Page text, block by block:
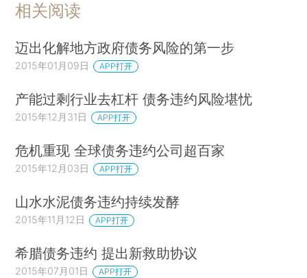
相关阅读
迈出化解地方政府债务风险的第一步
2015年01月09日 APP打开
产能过剩行业去杠杆 债务违约风险堪忧
2015年12月31日 APP打开
危机重现 全球债务违约公司超百家
2015年12月03日 APP打开
山水水泥债务违约持续发酵
2015年11月12日 APP打开
希腊债务违约 提出新救助协议
2015年07月01日 APP打开